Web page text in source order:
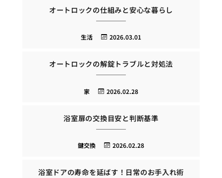
オートロックの仕組みと安心な暮らし
2026.03.01
生活
オートロックの解錠トラブルと対処法
2026.02.28
家
浴室扉の交換目安と判断基準
2026.02.28
鍵交換
浴室ドアの寿命を延ばす！日常のお手入れ術